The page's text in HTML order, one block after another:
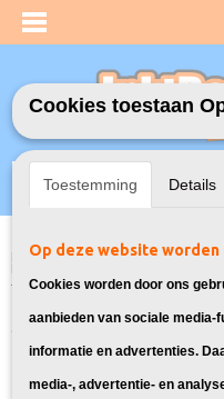
Inloggen Registreren
Home>Model Printer>PG-40 /
Alle cartridges
Pixma IP1900:
Cookies toestaan
Toestemming Details
Op deze website
Cookies worden door ons
aanbieden van sociale
informatie en advertenties.
media-, advertentie- en